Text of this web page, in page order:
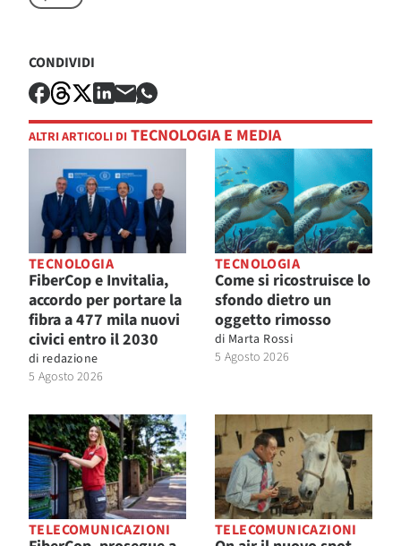
CONDIVIDI
ALTRI ARTICOLI DI TECNOLOGIA E MEDIA
TECNOLOGIA
FiberCop e Invitalia,
accordo per portare la
fibra a 477 mila nuovi
civici entro il 2030
di redazione
5 Agosto 2026
TECNOLOGIA
Come si ricostruisce lo
sfondo dietro un
oggetto rimosso
di Marta Rossi
5 Agosto 2026
TELECOMUNICAZIONI TELECOMUNICAZIONI